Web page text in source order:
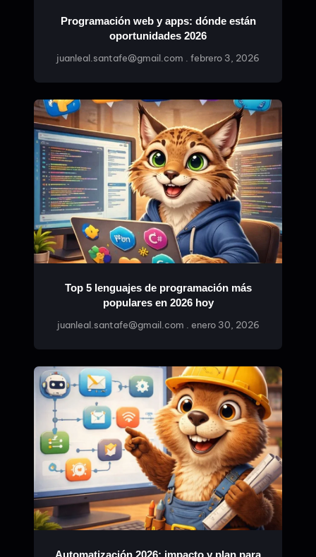
Programación web y apps: dónde están
oportunidades 2026
juanleal.santafe@gmail.com febrero 3, 2026
Top 5 lenguajes de programación más
populares en 2026 hoy
juanleal.santafe@gmail.com enero 30, 2026